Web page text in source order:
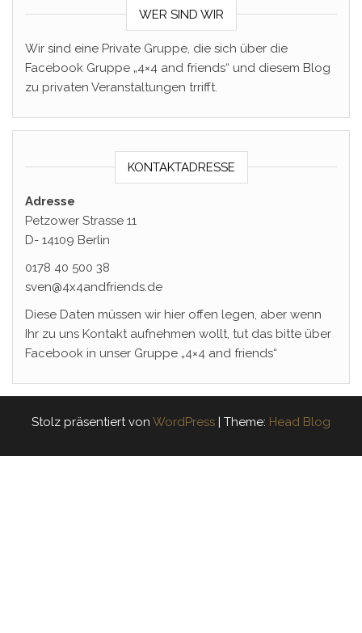
WER SIND WIR
Wir sind eine Private Gruppe, die sich über die
Facebook Gruppe „4×4 and friends“ und diesem Blog
zu privaten Veranstaltungen trrifft.
KONTAKTADRESSE
Adresse
Petzower Strasse 11
D- 14109 Berlin
0178 40 500 38
sven@4x4andfriends.de
Diese Daten müssen wir hier offen legen, aber wenn
Ihr zu uns Kontakt aufnehmen wollt, tut das bitte über
Facebook in unser Gruppe „4×4 and friends“
Stolz präsentiert von WordPress Theme: Head Blog